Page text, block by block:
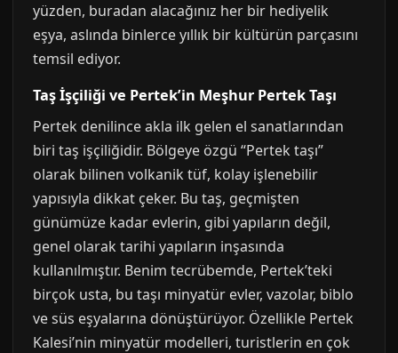
yüzden, buradan alacağınız her bir hediyelik
eşya, aslında binlerce yıllık bir kültürün parçasını
temsil ediyor.
Taş İşçiliği ve Pertek’in Meşhur Pertek Taşı
Pertek denilince akla ilk gelen el sanatlarından
biri taş işçiliğidir. Bölgeye özgü “Pertek taşı”
olarak bilinen volkanik tüf, kolay işlenebilir
yapısıyla dikkat çeker. Bu taş, geçmişten
günümüze kadar evlerin, gibi yapıların değil,
genel olarak tarihi yapıların inşasında
kullanılmıştır. Benim tecrübemde, Pertek’teki
birçok usta, bu taşı minyatür evler, vazolar, biblo
ve süs eşyalarına dönüştürüyor. Özellikle Pertek
Kalesi’nin minyatür modelleri, turistlerin en çok